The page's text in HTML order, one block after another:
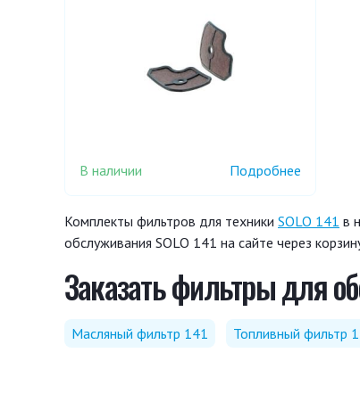
В наличии Подробнее
Комплекты фильтров для техники SOLO 141 в
обслуживания SOLO 141 на сайте через
Заказать фильтры для
Масляный фильтр 141 Топливный фильтр